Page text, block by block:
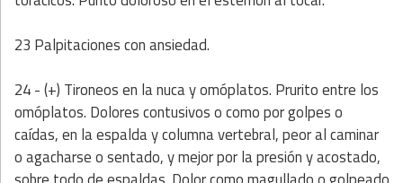
23 Palpitaciones con ansiedad.
24 - (+) Tironeos en la nuca y omóplatos. Prurito entre los
omóplatos. Dolores contusivos o como por golpes o
caídas, en la espalda y columna vertebral, peor al caminar
o agacharse o sentado, y mejor por la presión y acostado,